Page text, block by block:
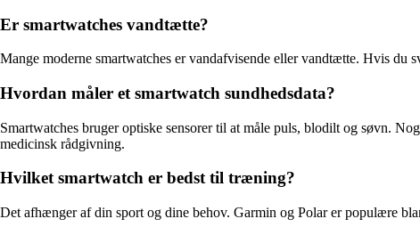
Er smartwatches vandtætte?
Mange moderne smartwatches er vandafvisende eller vandtætte. Hvis
Hvordan måler et smartwatch sundhedsdata?
Smartwatches bruger optiske sensorer til at måle puls, blodilt og søvn.
medicinsk rådgivning.
Hvilket smartwatch er bedst til træning?
Det afhænger af din sport og dine behov. Garmin og Polar er populære